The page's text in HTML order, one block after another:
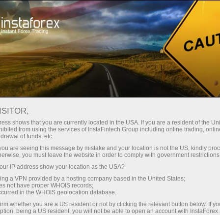
Tentang InstaForex Berita Perusahaan
APLIKASI SELULER FX.CO
KINI TERSEDIA UNTUK IOS!
shows that you are currently located in the USA. If you are a resident of the
from using the services of InstaFintech Group including online trading,
of funds, etc.
are seeing this message by mistake and your location is not the US, kindly
you must leave the website in order to comply with government
IP address show your location as the USA?
a VPN provided by a hosting company based in the United States;
not have proper WHOIS records;
in the WHOIS geolocation database.
whether you are a US resident or not by clicking the relevant button below. If
being a US resident, you will not be able to open an account with InstaForex